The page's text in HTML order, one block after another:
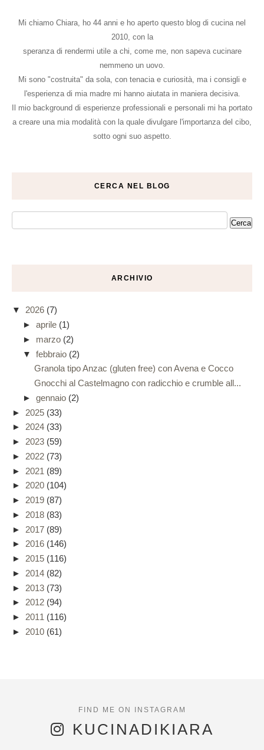
Mi chiamo Chiara, ho 44 anni e ho aperto questo blog di cucina nel
2010, con la
speranza di rendermi utile a chi, come me, non sapeva cucinare
nemmeno un uovo.
Mi sono "costruita" da sola, con tenacia e curiosità, ma i consigli e
l'esperienza di mia madre mi hanno aiutata in maniera decisiva.
Il mio background di esperienze professionali e personali mi ha portato
a creare una mia modalità con la quale divulgare l'importanza del cibo,
sotto ogni suo aspetto.
CERCA NEL BLOG
ARCHIVIO
▼ 2026 (7)
► aprile (1)
► marzo (2)
▼ febbraio (2)
Granola tipo Anzac (gluten free) con Avena e Cocco
Gnocchi al Castelmagno con radicchio e crumble all...
► gennaio (2)
► 2025 (33)
► 2024 (33)
► 2023 (59)
► 2022 (73)
► 2021 (89)
► 2020 (104)
► 2019 (87)
► 2018 (83)
► 2017 (89)
► 2016 (146)
► 2015 (116)
► 2014 (82)
► 2013 (73)
► 2012 (94)
► 2011 (116)
► 2010 (61)
KUCINADIKIARA